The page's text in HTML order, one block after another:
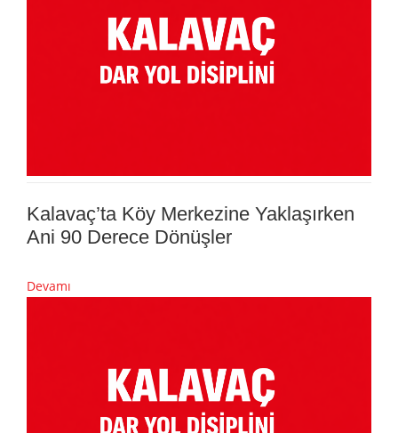
Kalavaç’ta Köy Merkezine Yaklaşırken
Ani 90 Derece Dönüşler
Devamı